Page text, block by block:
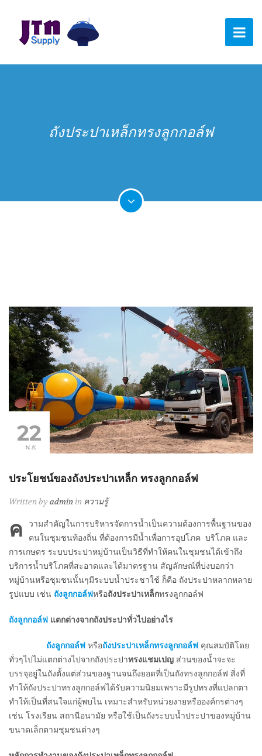
ถังประปาเหล็กทรงลูกกอล์ฟ
22
พ.ย.
ประโยชน์ของถังประปาเหล็ก ทรงลูกกอล์ฟ
Written by adminin ความรู้
ค
วามสำคัญในการบริหารจัดการน้ำเป็นความต้องการพื้นฐานของ
คนในชุมชนท้องถิ่น ที่ต้องการมีน้ำเพื่อการอุปโภค บริโภค และ
การเกษตร ระบบประปาหมู่บ้านเป็นวิธีที่ทำให้คนในชุมชนได้เข้าถึง
บริการน้ำบริโภคที่สะอาดและได้มาตรฐาน สัญลักษณ์ที่บ่งบอกว่า
หมู่บ้านหรือชุมชนนั้นๆมีระบบน้ำประชาใช้ ก็คือ ถังประปาหลากหลาย
รูปแบบ เช่น ถังลูกกอล์ฟหรือถังประปาเหล็กทรงลูกกอล์ฟ
ถังลูกกอล์ฟ แตกต่างจากถังประปาทั่วไปอย่างไร
ถังลูกกอล์ฟ หรือถังประปาเหล็กทรงลูกกอล์ฟ คุณสมบัติโดย
ทั่วๆไปไม่แตกต่างไปจากถังประปาทรงแชมเปญ ส่วนของน้ำจะจะ
บรรจุอยู่ในถังตั้งแต่ส่วนของฐานจนถึงยอดที่เป็นถังทรงลูกกอล์ฟ สิ่งที่
ทำให้ถังประปาทรงลูกกอล์ฟได้รับความนิยมเพราะมีรูปทรงที่แปลกตา
ทำให้เป็นที่สนใจแก่ผู้พบไน เหมาะสำหรับหน่วยงายหรือองค์กรต่างๆ
เช่น โรงเรียน สถานีอนามัย หรือใช้เป็นถังระบบน้ำประปาของหมู่บ้าน
ขนาดเล็กตามชุมชนต่างๆ